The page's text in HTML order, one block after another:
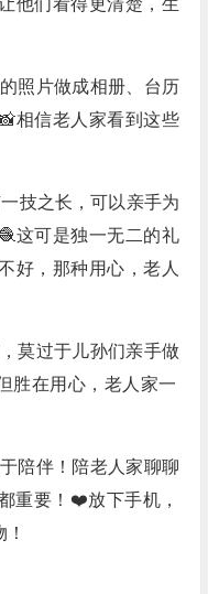
他们看得更清楚，生
照片做成相册、台历
相信老人家看到这些
技之长，可以亲手为
这可是独一无二的礼
好，那种用心，老人
莫过于儿孙们亲手做
胜在用心，老人家一
陪伴！陪老人家聊聊
重要！❤️放下手机，